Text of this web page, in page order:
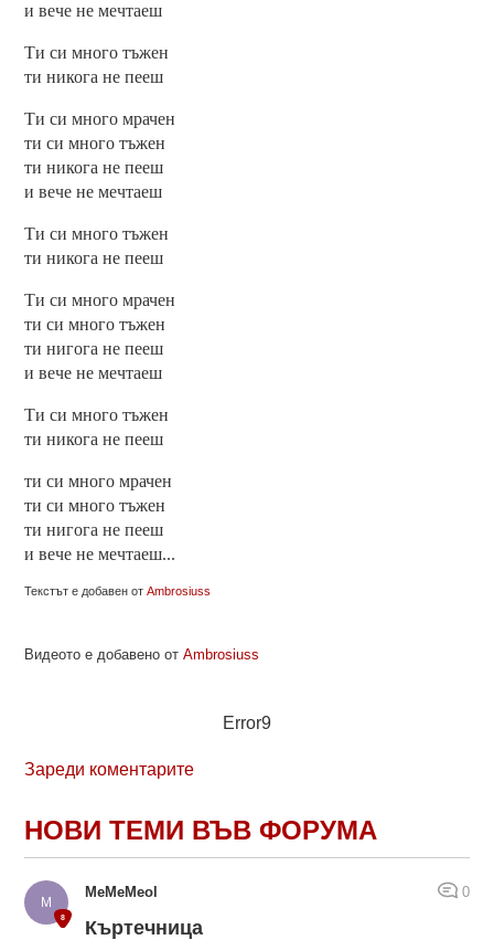
и вече не мечтаеш
Ти си много тъжен
ти никога не пееш
Ти си много мрачен
ти си много тъжен
ти никога не пееш
и вече не мечтаеш
Ти си много тъжен
ти никога не пееш
Ти си много мрачен
ти си много тъжен
ти нигога не пееш
и вече не мечтаеш
Ти си много тъжен
ти никога не пееш
ти си много мрачен
ти си много тъжен
ти нигога не пееш
и вече не мечтаеш...
Текстът е добавен отAmbrosiuss
Видеото е добавено отAmbrosiuss
Error9
Зареди коментарите
НОВИ ТЕМИ ВЪВ ФОРУМА
MeMeMeol 0
Къртечница